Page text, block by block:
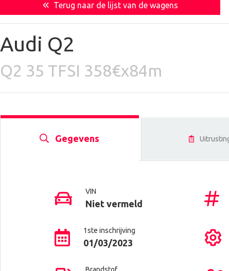
Terug naar de lijst van de wagens
Audi Q2
Q2 35 TFSI 358€x84m
Gegevens
VIN
Niet vermeld
1ste inschrijving
01/03/2023